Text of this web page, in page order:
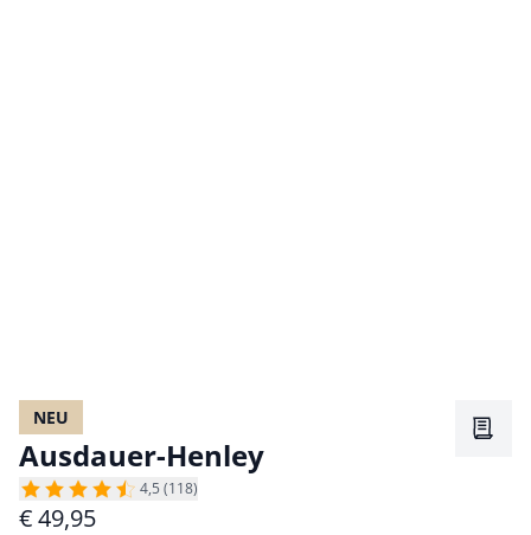
NEU
Ausdauer-Henley
4,5 (118)
€49,95